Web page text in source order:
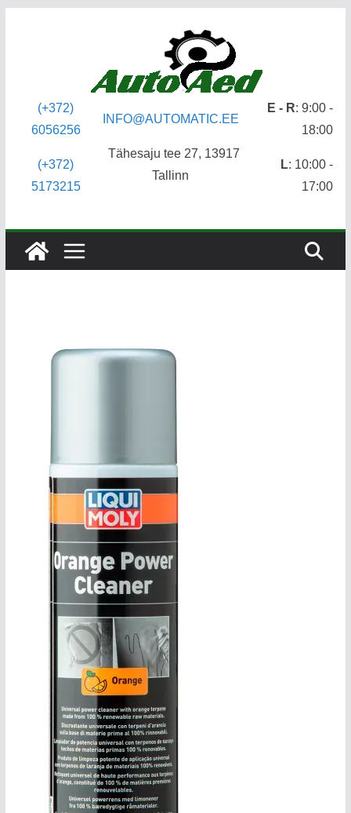
(+372)
6056256
(+372)
5173215
INFO@AUTOMATIC.EE
Tähesaju tee 27, 13917
Tallinn
E - R: 9:00 -
18:00
L: 10:00 -
17:00